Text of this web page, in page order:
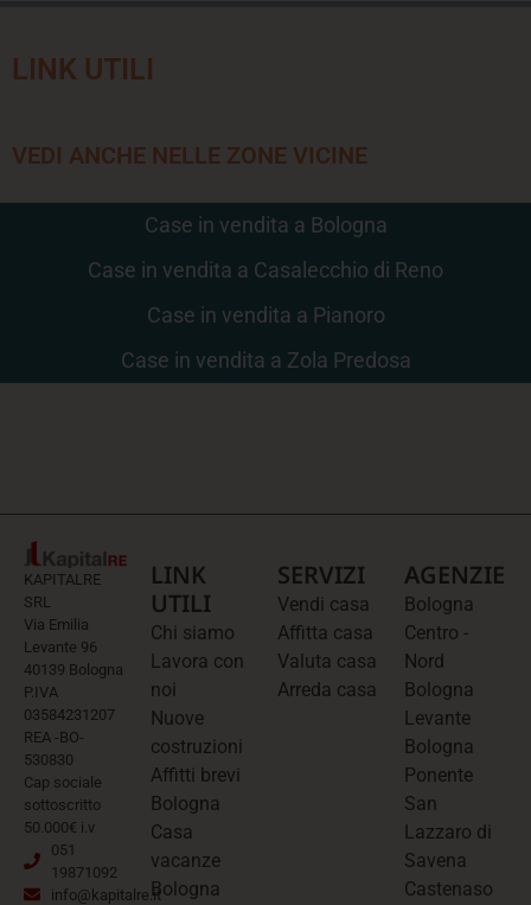
LINK UTILI
VEDI ANCHE NELLE ZONE VICINE
Case in vendita a Bologna
Case in vendita a Casalecchio di Reno
Case in vendita a Pianoro
Case in vendita a Zola Predosa
KAPITALRE
SRL
Via Emilia
Levante 96
40139 Bologna
P.IVA
03584231207
REA -BO-
530830
Cap sociale
sottoscritto
50.000€ i.v
051
19871092
info@kapitalre.it
LINK
UTILI
Chi siamo
Lavora con
noi
Nuove
costruzioni
Affitti brevi
Bologna
Casa
vacanze
Bologna
SERVIZI
Vendi casa
Affitta casa
Valuta casa
Arreda casa
AGENZIE
Bologna
Centro -
Nord
Bologna
Levante
Bologna
Ponente
San
Lazzaro di
Savena
Castenaso